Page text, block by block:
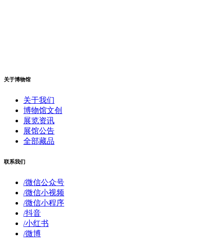
关于博物馆
关于我们
博物馆文创
展览资讯
展馆公告
全部藏品
联系我们
/微信公众号
/微信小视频
/微信小程序
/抖音
/小红书
/微博